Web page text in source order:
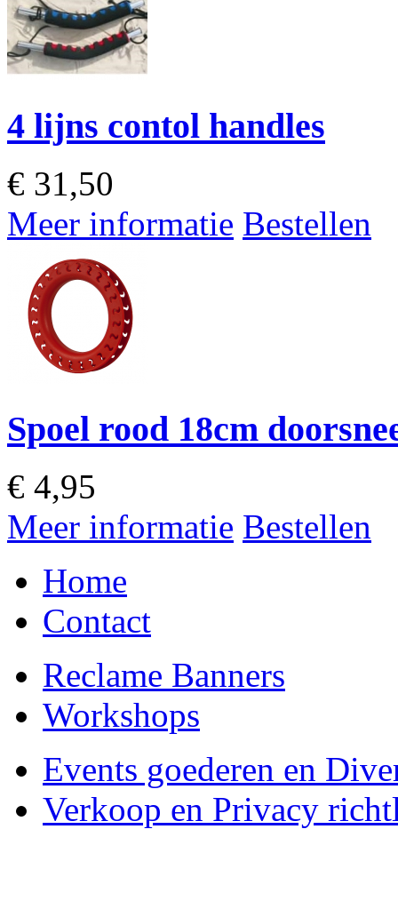
4 lijns contol handles
€ 31,50
Meer informatie Bestellen
Spoel rood 18cm
€ 4,95
Meer informatie Bestellen
Home
Contact
Reclame Banners
Workshops
Events goederen en
Verkoop en Privacy